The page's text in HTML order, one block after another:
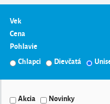
Vek
Cena
Pohlavie
Chlapci
Dievčatá
Akcia Novinky